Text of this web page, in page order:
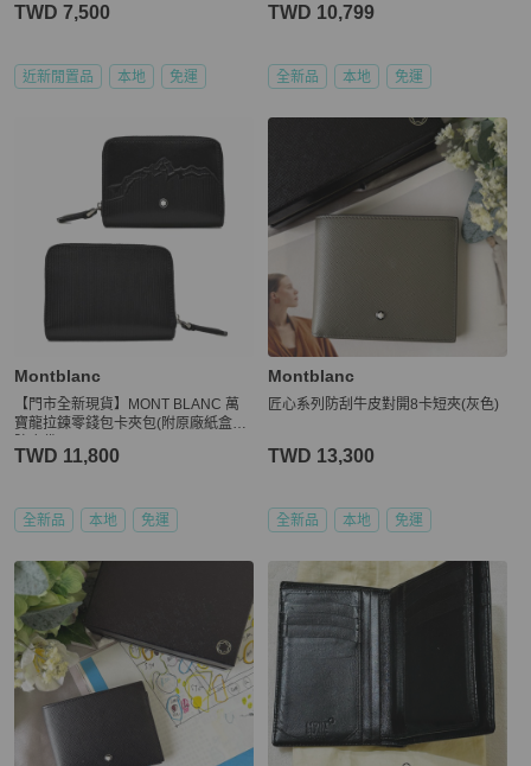
TWD 7,500
近新閒置品 本地 免運
TWD 10,799
全新品 本地 免運
Montblanc
【門市全新現貨】MONT BLANC 萬
寶龍拉鍊零錢包卡夾包(附原廠紙盒、
TWD 11,800
全新品 本地 免運
Montblanc
匠心系列防刮牛皮對開8卡短夾(灰色)
TWD 13,300
全新品 本地 免運